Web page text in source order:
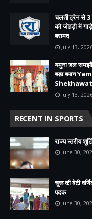
चलती ट्रेन से 3
की जोहड़ी में
बरामद
July 13, 2026
यमुना जल
बड़ा बयान
July 13, 2026
RECENT IN SPORTS
राज्य स्तरीय
June 30,
चूरू की बेटी
पदक
June 30,